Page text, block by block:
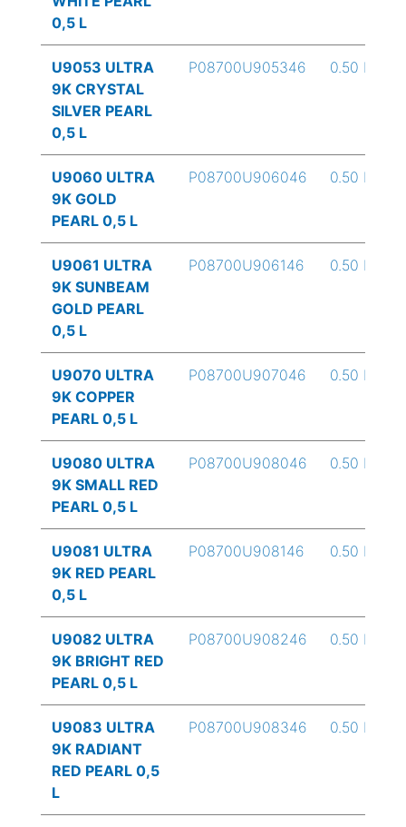
0,5 L
U9053 ULTRA
9K CRYSTAL
SILVER PEARL
0,5 L
P08700U905346 0.50 L
U9060 ULTRA
9K GOLD
PEARL 0,5 L
P08700U906046 0.50 L
U9061 ULTRA
9K SUNBEAM
GOLD PEARL
0,5 L
P08700U906146 0.50 L
U9070 ULTRA
9K COPPER
PEARL 0,5 L
P08700U907046 0.50 L
U9080 ULTRA
9K SMALL RED
PEARL 0,5 L
P08700U908046 0.50 L
U9081 ULTRA
9K RED PEARL
0,5 L
P08700U908146 0.50 L
U9082 ULTRA
9K BRIGHT RED
PEARL 0,5 L
P08700U908246 0.50 L
U9083 ULTRA
9K RADIANT
RED PEARL 0,5
L
P08700U908346 0.50 L